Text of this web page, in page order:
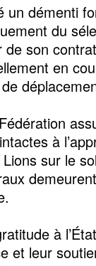
un démenti
du
son
en
à
sur le
à
et leur